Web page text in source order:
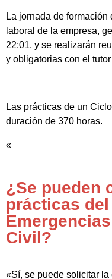
La jornada de
laboral de la empresa,
22:01, y se realizarán
y obligatorias con el
Las prácticas de un
duración de 370 horas.
«
¿Se pueden
prácticas
Civil?
«Sí, se puede solicitar